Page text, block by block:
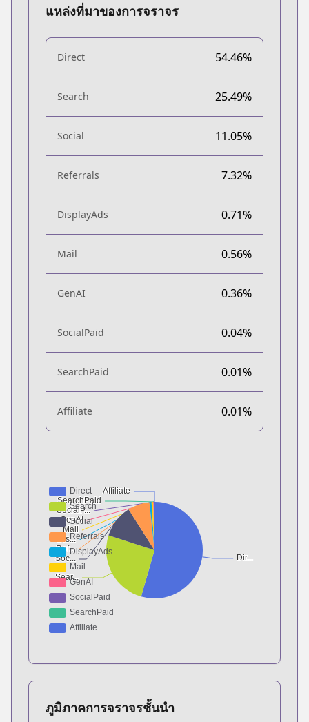
แหล่งที่มาของการจราจร
Direct 54.46%
Search 25.49%
Social 11.05%
Referrals 7.32%
DisplayAds 0.71%
Mail 0.56%
GenAI 0.36%
SocialPaid 0.04%
SearchPaid 0.01%
Affiliate 0.01%
ภูมิภาคการจราจรชั้นนำ